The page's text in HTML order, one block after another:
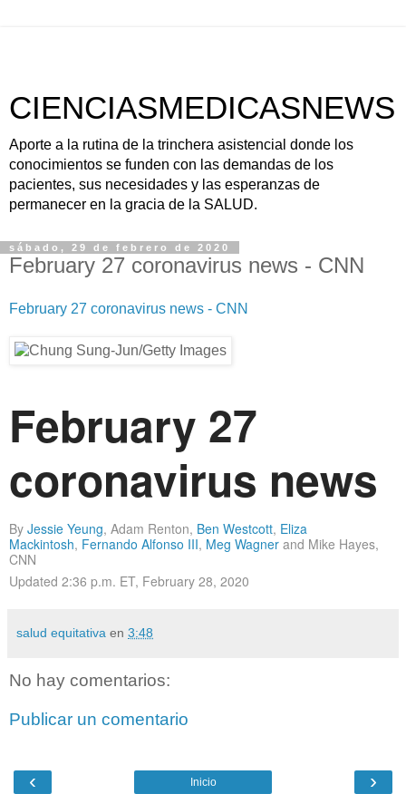
CIENCIASMEDICASNEWS
Aporte a la rutina de la trinchera asistencial donde los
conocimientos se funden con las demandas de los
pacientes, sus necesidades y las esperanzas de
permanecer en la gracia de la SALUD.
sábado, 29 de febrero de 2020
February 27 coronavirus news - CNN
February 27 coronavirus news - CNN
February 27
coronavirus news
By Jessie Yeung, Adam Renton, Ben Westcott, Eliza
Mackintosh, Fernando Alfonso III, Meg Wagner and Mike Hayes,
CNN
Updated 2:36 p.m. ET, February 28, 2020
salud equitativa en 3:48
No hay comentarios:
Publicar un comentario
‹ ›
Inicio